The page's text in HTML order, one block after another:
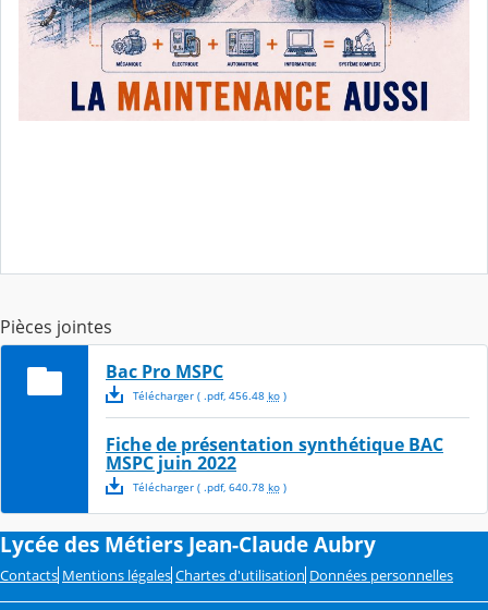
Pièces jointes
Bac Pro MSPC
Télécharger( .pdf, 456.48 ko)
Fiche de présentation synthétique BAC
MSPC juin 2022
Télécharger( .pdf, 640.78 ko)
Lycée des Métiers Jean-Claude Aubry
Contacts Mentions légales Chartes d'utilisation Données personnelles